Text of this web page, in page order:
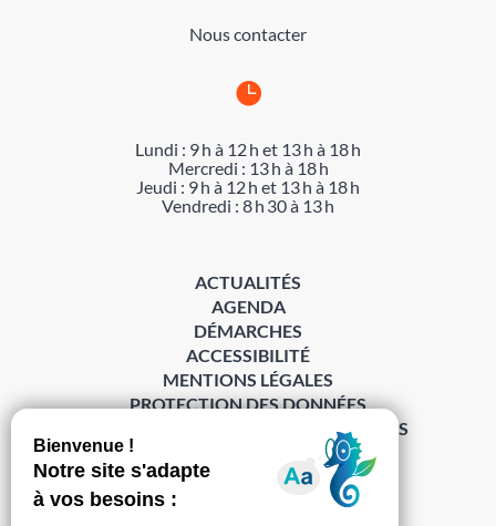
Nous contacter

Lundi : 9 h à 12 h et 13 h à 18 h
Mercredi : 13 h à 18 h
Jeudi : 9 h à 12 h et 13 h à 18 h
Vendredi : 8 h 30 à 13 h
S’abonner à la Gazette ›
ACTUALITÉS
AGENDA
DÉMARCHES
ACCESSIBILITÉ
MENTIONS LÉGALES
PROTECTION DES DONNÉES
POLITIQUE DE GESTION DES COOKIES